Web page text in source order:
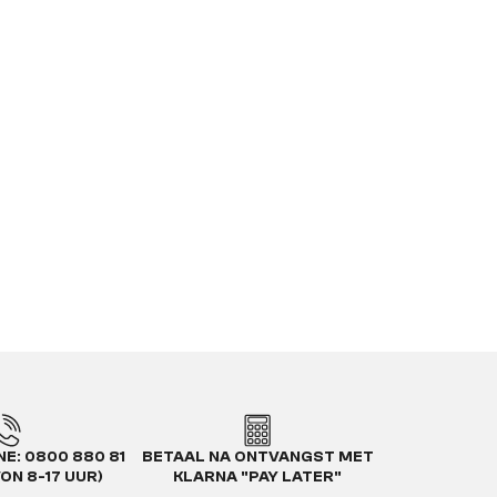
0800 880 81
8-17 UUR)
BETAAL NA ONTVANGST MET
KLARNA "PAY LATER"